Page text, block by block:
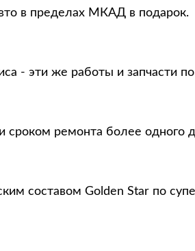
в пределах МКАД в подарок.
- эти же работы и запчасти
ремонта более одного
составом Golden Star по